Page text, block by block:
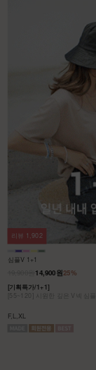
심플V 1+1
25%
14,900원
[기획특가/1+1]
[55~120] 시원한 깊은 V넥 심
F,L,XL
리뷰 1,902